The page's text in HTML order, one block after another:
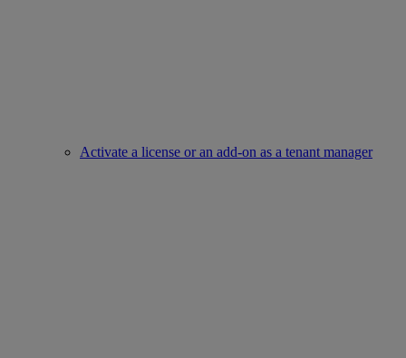
Activate a license or an add-on as a tenant manager